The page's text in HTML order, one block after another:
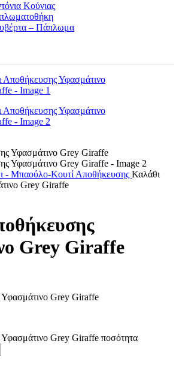
Κούνιας
– Πάπλωμα
- Μπαούλο-Κουτί Αποθήκευσης Καλάθι
Grey Giraffe
Grey Giraffe
Grey Giraffe
Grey Giraffe ποσότητα